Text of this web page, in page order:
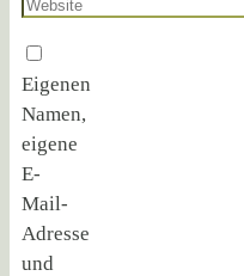
Eigenen
Namen,
eigene
E-
Mail-
Adresse
und